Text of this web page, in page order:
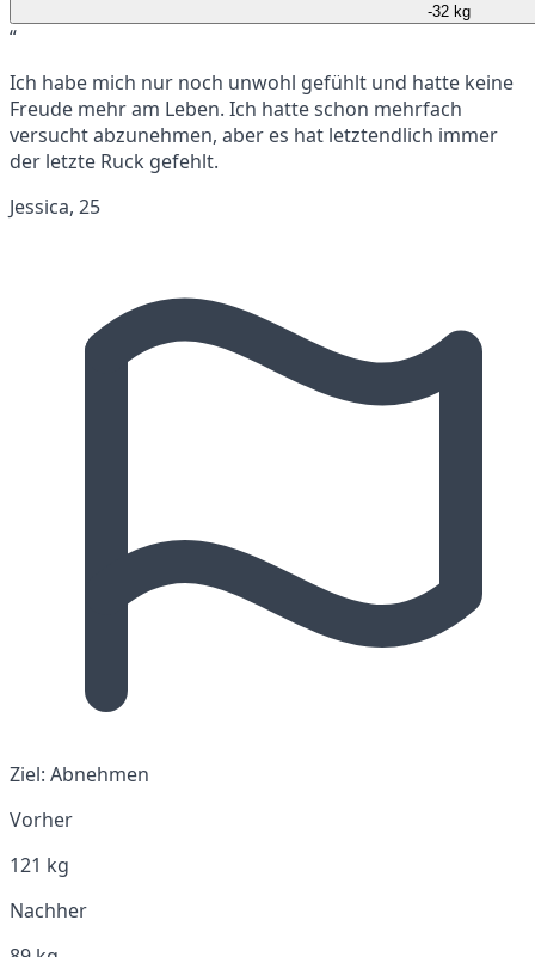
-32 kg
“
Ich habe mich nur noch unwohl gefühlt und hatte keine
Freude mehr am Leben. Ich hatte schon mehrfach
versucht abzunehmen, aber es hat letztendlich immer
der letzte Ruck gefehlt.
Jessica, 25
Ziel: Abnehmen
Vorher
121 kg
Nachher